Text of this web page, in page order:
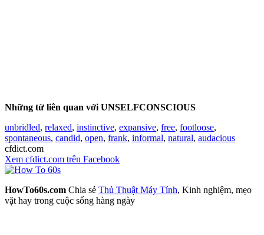
Những từ liên quan với UNSELFCONSCIOUS
unbridled, relaxed, instinctive, expansive, free, footloose,
spontaneous, candid, open, frank, informal, natural, audacious
cfdict.com
Xem cfdict.com trên Facebook
HowTo60s.com Chia sẻ Thủ Thuật Máy Tính, Kinh nghiệm, mẹo
vặt hay trong cuộc sống hàng ngày